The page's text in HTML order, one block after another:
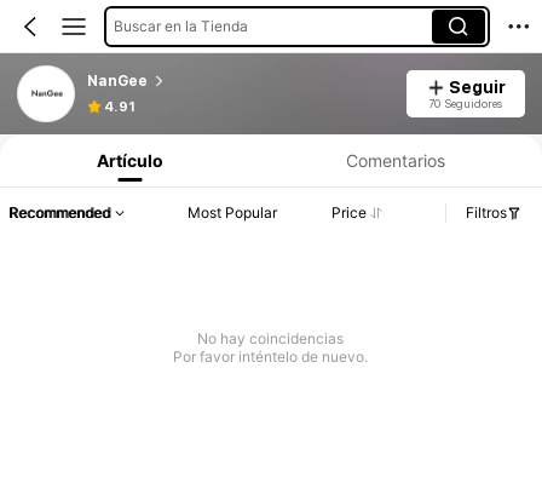
Buscar en la Tienda
NanGee
4.91
Seguir
70 Seguidores
Artículo Comentarios
Recommended Most Popular Price Filtros
No hay coincidencias
Por favor inténtelo de nuevo.